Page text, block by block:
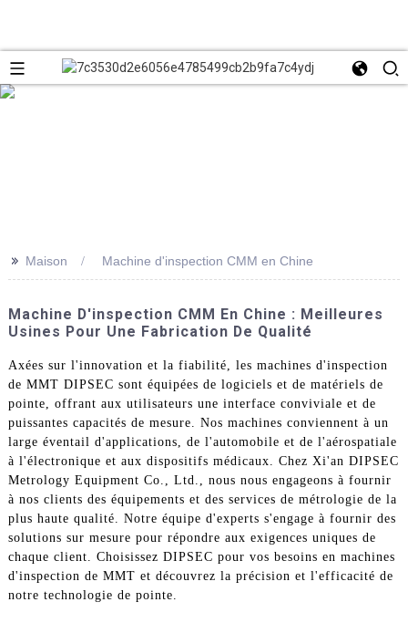
>> Maison Machine d'inspection CMM en Chine
Machine D'inspection CMM En Chine : Meilleures
Usines Pour Une Fabrication De Qualité
Axées sur l'innovation et la fiabilité, les machines d'inspection
de MMT DIPSEC sont équipées de logiciels et de matériels de
pointe, offrant aux utilisateurs une interface conviviale et de
puissantes capacités de mesure. Nos machines conviennent à un
large éventail d'applications, de l'automobile et de l'aérospatiale
à l'électronique et aux dispositifs médicaux. Chez Xi'an DIPSEC
Metrology Equipment Co., Ltd., nous nous engageons à fournir
à nos clients des équipements et des services de métrologie de la
plus haute qualité. Notre équipe d'experts s'engage à fournir des
solutions sur mesure pour répondre aux exigences uniques de
chaque client. Choisissez DIPSEC pour vos besoins en machines
d'inspection de MMT et découvrez la précision et l'efficacité de
notre technologie de pointe.